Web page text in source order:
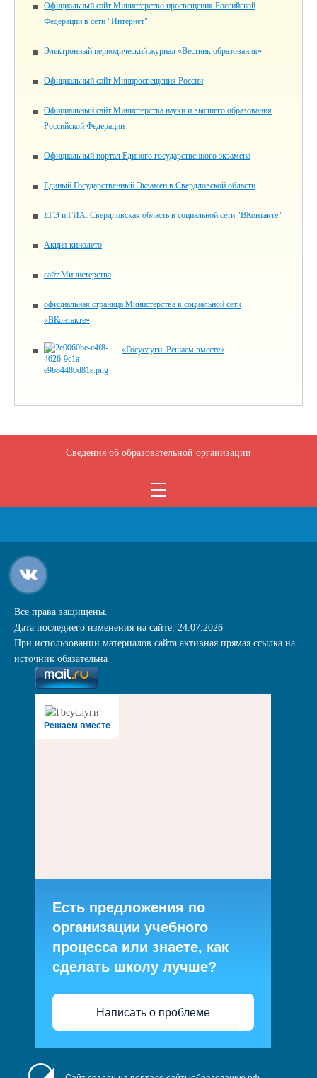
Официальный сайт Министерство просвещения Российской
Федерации в сети "Интернет"
Электронный периодический журнал «Вестник образования»
Официальный сайт Минпросвещения России
Официальный сайт Министерства науки и высшего образования
Российской Федерации
Официальный портал Единого государственного экзамена
Единый Государственный Экзамен в Свердловской области
ЕГЭ и ГИА: Свердловская область в социальной сети "ВКонтакте"
Акция кинолето
сайт Министерства
официальная страница Министерства в социальной сети
«ВКонтакте»
«Госуслуги. Решаем вместе»
Сведения об образовательной организации
Все права защищены.
Дата последнего изменения на сайте: 24.07.2026
При использовании материалов сайта активная прямая ссылка на
источник обязательна
Решаем вместе
Есть предложения по
организации учебного
процесса или знаете, как
сделать школу лучше?
Написать о проблеме